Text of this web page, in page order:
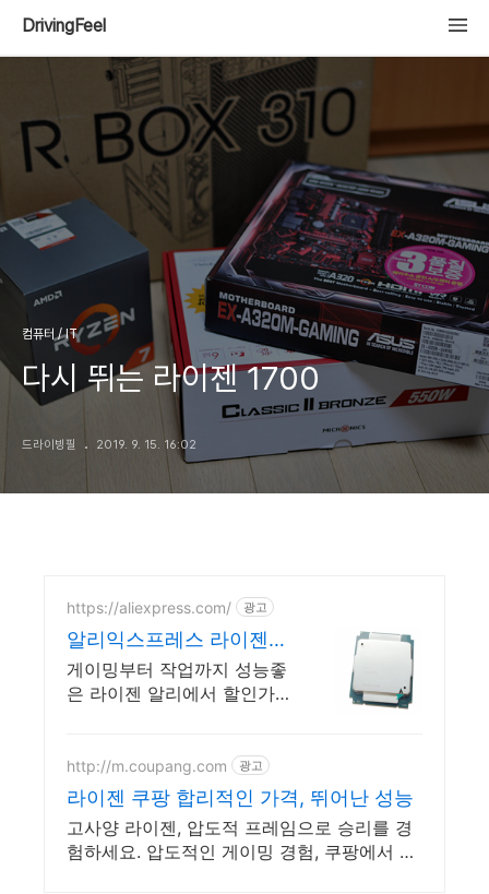
DrivingFeel
컴퓨터 / IT
다시 뛰는 라이젠 1700
드라이빙필 2019. 9. 15. 16:02
https://aliexpress.com/ 광고
알리익스프레스 라이젠
특가 내 맘에 쏙드는 오늘
의 특가
게이밍부터 작업까지 성능좋
은 라이젠 알리에서 할인가
http://m.coupang.com 광고
라이젠 쿠팡 합리적인 가격, 뛰어난 성능
고사양 라이젠, 압도적 프레임으로 승리를 경
험하세요. 압도적인 게이밍 경험, 쿠팡에서 만